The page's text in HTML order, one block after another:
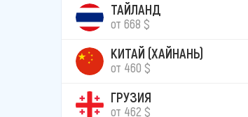
ТАЙЛАНД
от 668 $
КИТАЙ (ХАЙНАНЬ)
от 460 $
ГРУЗИЯ
от 462 $